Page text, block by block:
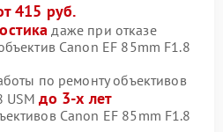
415 руб.
даже при отказе
Canon EF 85mm F1.8
по ремонту объективов
USMдо 3-х лет
Canon EF 85mm F1.8